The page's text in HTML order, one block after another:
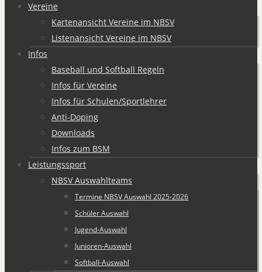
Vereine
Kartenansicht Vereine im NBSV
Listenansicht Vereine im NBSV
Infos
Baseball und Softball Regeln
Infos für Vereine
Infos für Schulen/Sportlehrer
Anti-Doping
Downloads
Infos zum BSM
Leistungssport
NBSV Auswahlteams
Termine NBSV Auswahl 2025-2026
Schüler Auswahl
Jugend-Auswahl
Junioren-Auswahl
Softball-Auswahl